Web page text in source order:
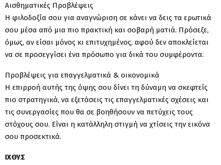
Αισθηματικές Προβλέψεις
Η φιλοδοξία σου για αναγνώριση σε κάνει να δεις τα ερωτικά
σου μέσα από μια πιο πρακτική και σοβαρή ματιά. Πρόσεξε,
όμως, αν είσαι μόνος κι επιτυχημένος, αφού δεν αποκλείεται
να σε προσεγγίσει ένα πρόσωπο για δικά του συμφέροντα.
Προβλέψεις για επαγγελματικά & οικονομικά
Η επιρροή αυτής της όψης σου δίνει τη δύναμη να σκεφτείς
πιο στρατηγικά, να εξετάσεις τις επαγγελματικές σχέσεις και
τις συνεργασίες που θα σε βοηθήσουν να πετύχεις τους
στόχους σου. Είναι η κατάλληλη στιγμή να χτίσεις την εικόνα
σου προσεκτικά.
ΙΧΘΥΣ